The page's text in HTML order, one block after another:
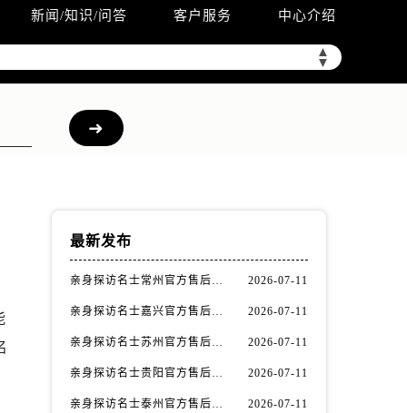
新闻/知识/问答 客户服务 中心介绍
▲
▼
最新发布
亲身探访名士常州官方售后服务中心｜全新官方服务电话与地址（2026年7月最新） 2026-07-11
亲身探访名士嘉兴官方售后服务中心｜全新地址和售后电话（2026年7月最新） 2026-07-11
亲身探访名士苏州官方售后服务中心｜服务热线与门店详细地址（2026年7月最新） 2026-07-11
亲身探访名士贵阳官方售后服务中心｜网点地址与电话（2026年7月最新） 2026-07-11
亲身探访名士泰州官方售后服务中心｜最新网点地址及热线（2026年7月最新） 2026-07-11